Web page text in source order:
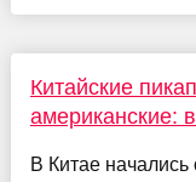
Китайские
американские:
В Китае